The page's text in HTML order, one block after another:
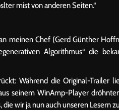
mist von anderen Seiten.“
meinen Chef (Gerd Günther
Algorithmus“ die
Während die Original-
seinem WinAmp-Player
die wir ja nun auch unseren Lesern